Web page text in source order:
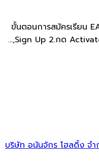
ขั้นตอนการสมัครเรียน​
Sign Up 2.กด
บริษัท อนันจักร โฮลดิ้ง จ